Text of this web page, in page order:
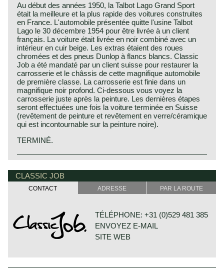
Au début des années 1950, la Talbot Lago Grand Sport
était la meilleure et la plus rapide des voitures construites
en France. L'automobile présentée quitte l'usine Talbot
Lago le 30 décembre 1954 pour être livrée à un client
français. La voiture était livrée en noir combiné avec un
intérieur en cuir beige. Les extras étaient des roues
chromées et des pneus Dunlop à flancs blancs. Classic
Job a été mandaté par un client suisse pour restaurer la
carrosserie et le châssis de cette magnifique automobile
de première classe. La carrosserie est finie dans un
magnifique noir profond. Ci-dessous vous voyez la
carrosserie juste après la peinture. Les dernières étapes
seront effectuées une fois la voiture terminée en Suisse
(revêtement de peinture et revêtement en verre/céramique
qui est incontournable sur la peinture noire).
TERMINÉ.
CLASSIC JOB
CONTACT ADRESSE PAR LA ROUTE
TÉLÉPHONE: +31 (0)529 481 385
ENVOYEZ E-MAIL
SITE WEB